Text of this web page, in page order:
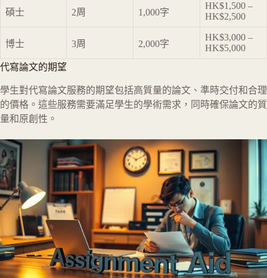
碩士 2周 1,000字
HK$1,500 –
HK$2,500
博士 3周 2,000字
HK$3,000 –
HK$5,000
代寫論文的期望
學生對代寫論文服務的期望包括高質量的論文、準時交付和合理
的價格。這些服務需要滿足學生的學術需求，同時確保論文的質
量和原創性。